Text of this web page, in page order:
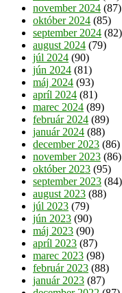
november 2024 (87)
október 2024 (85)
september 2024 (82)
august 2024 (79)
júl 2024 (90)
jún 2024 (81)
máj 2024 (93)
apríl 2024 (81)
marec 2024 (89)
február 2024 (89)
január 2024 (88)
december 2023 (86)
november 2023 (86)
október 2023 (95)
september 2023 (84)
august 2023 (88)
júl 2023 (79)
jún 2023 (90)
máj 2023 (90)
apríl 2023 (87)
marec 2023 (98)
február 2023 (88)
január 2023 (87)